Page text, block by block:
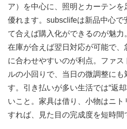
ア）を中心に、照明とカーテン
優れます。subsclifeは新品中心で
て合えば購入化ができるのが魅
在庫が合えば翌日対応が可能で、
に合わせやすいのが利点。ファ
ルの小回りで、当日の微調整に
す。引き払いが多い生活では“返
いこと。家具は借り、小物はニ
すれば、見た目の完成度を短時間